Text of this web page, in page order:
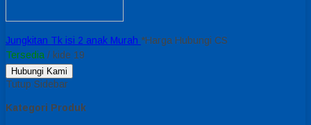
Jungkitan Tk isi 2 anak Murah *Harga Hubungi CS
Tersedia / kide 19
Hubungi Kami
Tutup Sidebar
Kategori Produk